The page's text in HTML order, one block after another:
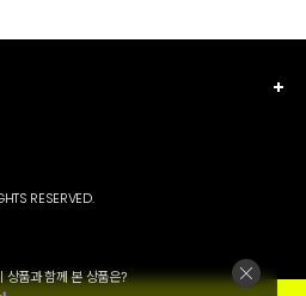
RESERVED.